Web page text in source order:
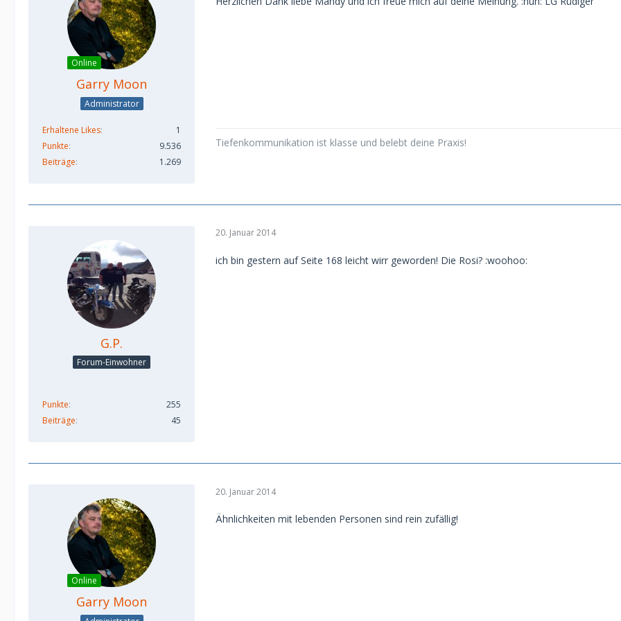
Online
Garry Moon
Administrator
Erhaltene Likes
1
Punkte
9.536
Beiträge
1.269
Tiefenkommunikation ist klasse und belebt deine Praxis!
G.P.
Forum-Einwohner
Punkte
255
Beiträge
45
20. Januar 2014
ich bin gestern auf Seite 168 leicht wirr geworden! Die Rosi? :woohoo:
Online
Garry Moon
20. Januar 2014
Ähnlichkeiten mit lebenden Personen sind rein zufällig!